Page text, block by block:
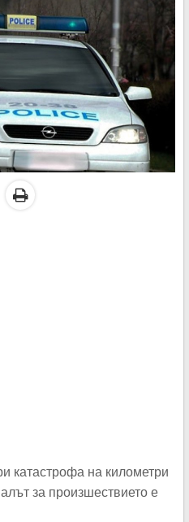
катастрофа на километри
за произшествието е